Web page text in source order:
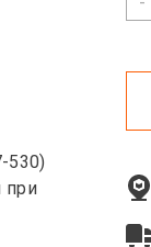
530)
при